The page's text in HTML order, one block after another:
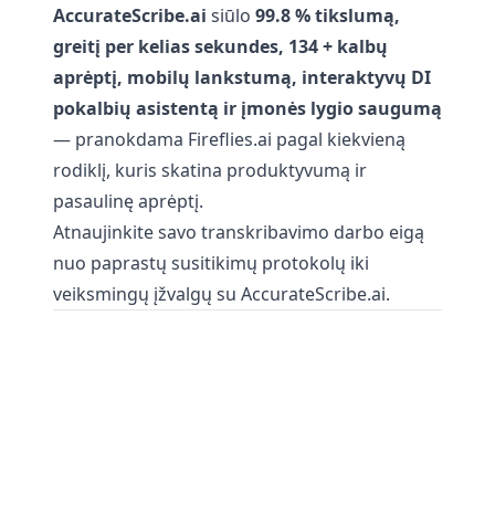
AccurateScribe.ai siūlo 99.8 % tikslumą,
greitį per kelias sekundes, 134 + kalbų
aprėptį, mobilų lankstumą, interaktyvų DI
pokalbių asistentą ir įmonės lygio saugumą
— pranokdama Fireflies.ai pagal kiekvieną
rodiklį, kuris skatina produktyvumą ir
pasaulinę aprėptį.
Atnaujinkite savo transkribavimo darbo eigą
nuo paprastų susitikimų protokolų iki
veiksmingų įžvalgų su AccurateScribe.ai.